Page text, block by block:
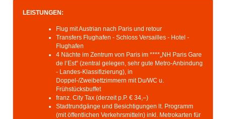
LEISTUNGEN:
Flug mit Austrian nach Paris und retour
Transfers Flughafen - Schloss Versailles - Hotel -
Flughafen
4 Nächte im Zentrum von Paris im ****„NH Paris Gare
de l‘Est“ (zentral gelegen, sehr gute Metro-Anbindung
- Landes-Klassifizierung), in
Doppel-/Zweibettzimmern mit Du/WC u.
Frühstücksbuffet
franz. City Tax (derzeit p.P. € 34,–)
Stadtrundgänge und Besichtigungen lt. Programm
(mit öffentlichen Verkehrsmitteln) inkl. Metrokarten für